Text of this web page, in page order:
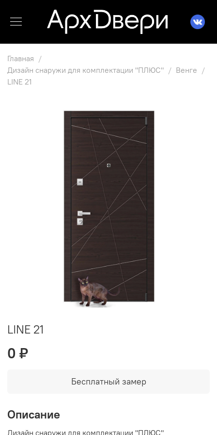
Главная
Дизайн снаружи для комплектации "ПЛЮС"
Венге
LINE 21
LINE 21
0 ₽
Бесплатный замер
Описание
Дизайн снаружи для комплектации "ПЛЮС"